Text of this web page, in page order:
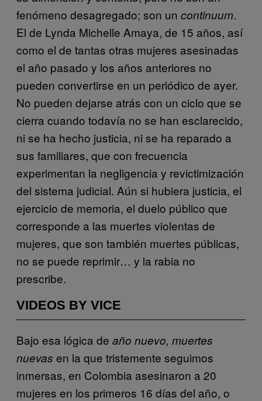
fenómeno desagregado; son un continuum.
El de Lynda Michelle Amaya, de 15 años, así
como el de tantas otras mujeres asesinadas
el año pasado y los años anteriores no
pueden convertirse en un periódico de ayer.
No pueden dejarse atrás con un ciclo que se
cierra cuando todavía no se han esclarecido,
ni se ha hecho justicia, ni se ha reparado a
sus familiares, que con frecuencia
experimentan la negligencia y revictimización
del sistema judicial. Aún si hubiera justicia, el
ejercicio de memoria, el duelo público que
corresponde a las muertes violentas de
mujeres, que son también muertes públicas,
no se puede reprimir… y la rabia no
prescribe.
VIDEOS BY VICE
Bajo esa lógica de año nuevo, muertes
nuevas en la que tristemente seguimos
inmersas, en Colombia asesinaron a 20
mujeres en los primeros 16 días del año, o